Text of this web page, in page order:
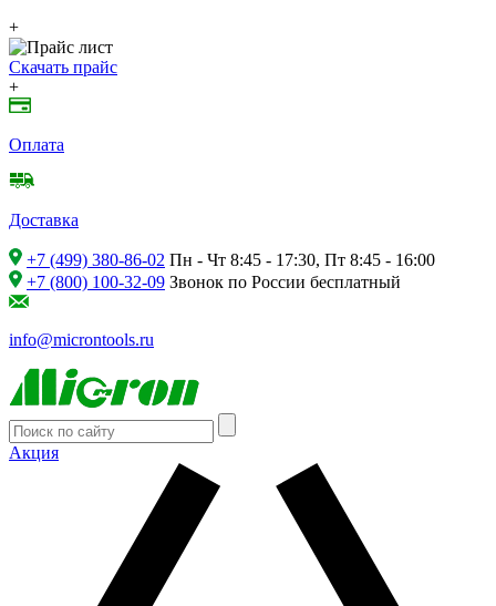
+
Скачать прайс
+
Оплата
Доставка
+7 (499) 380-86-02 Пн - Чт 8:45 - 17:30, Пт 8:45 - 16:00
+7 (800) 100-32-09 Звонок по России бесплатный
info@microntools.ru
Акция